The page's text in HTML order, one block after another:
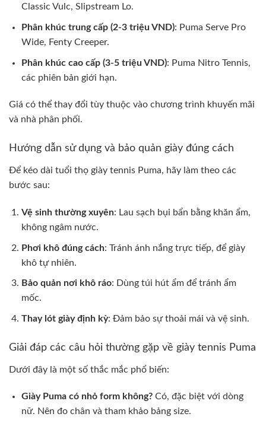
Classic Vulc, Slipstream Lo.
Phân khúc trung cấp (2-3 triệu VND): Puma Serve Pro
Wide, Fenty Creeper.
Phân khúc cao cấp (3-5 triệu VND): Puma Nitro Tennis,
các phiên bản giới hạn.
Giá có thể thay đổi tùy thuộc vào chương trình khuyến mãi
và nhà phân phối.
Hướng dẫn sử dụng và bảo quản giày đúng cách
Để kéo dài tuổi thọ giày tennis Puma, hãy làm theo các
bước sau:
Vệ sinh thường xuyên: Lau sạch bụi bẩn bằng khăn ẩm,
không ngâm nước.
Phơi khô đúng cách: Tránh ánh nắng trực tiếp, để giày
khô tự nhiên.
Bảo quản nơi khô ráo: Dùng túi hút ẩm để tránh ẩm
mốc.
Thay lót giày định kỳ: Đảm bảo sự thoải mái và vệ sinh.
Giải đáp các câu hỏi thường gặp về giày tennis Puma
Dưới đây là một số thắc mắc phổ biến:
Giày Puma có nhỏ form không?Có, đặc biệt với dòng
nữ. Nên đo chân và tham khảo bảng size.